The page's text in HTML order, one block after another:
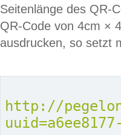
Seitenlänge des QR-
QR-Code von 4cm ×
ausdrucken, so setzt
http://